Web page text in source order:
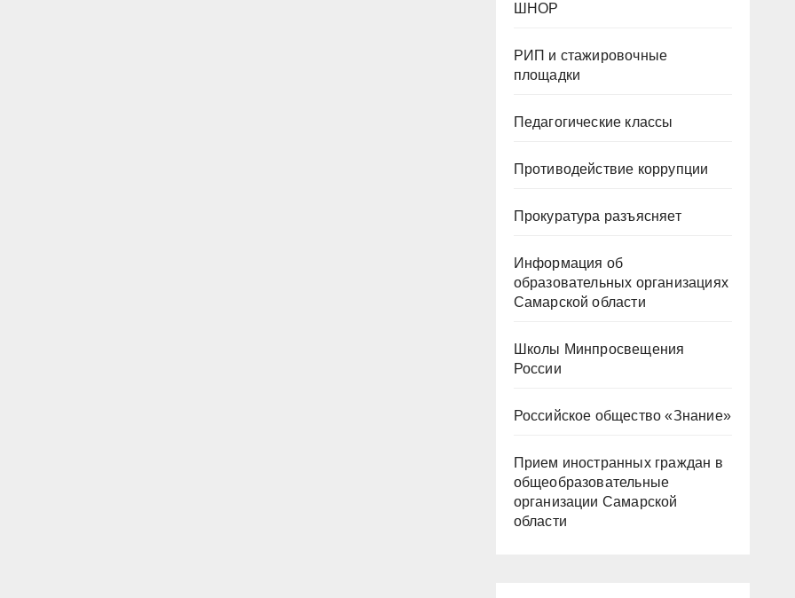
ШНОР
РИП и стажировочные
площадки
Педагогические классы
Противодействие коррупции
Прокуратура разъясняет
Информация об
образовательных организациях
Самарской области
Школы Минпросвещения
России
Российское общество «Знание»
Прием иностранных граждан в
общеобразовательные
организации Самарской
области